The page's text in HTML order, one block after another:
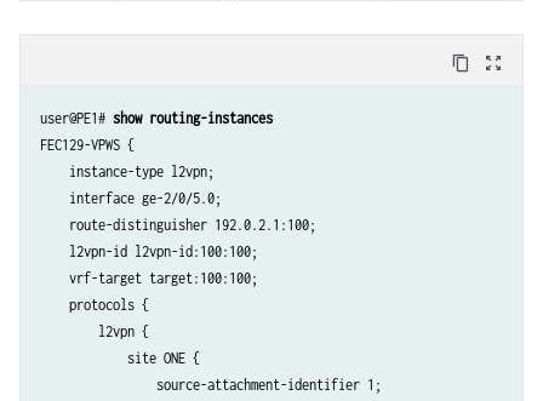
    area 0.0.0.0 {
        interface lo0.0 {
            passive;
        }
        interface fe-2/0/10.0;
    }
ldp {
    interface fe-2/0/10.0;
    interface lo0.0;
content_copy zoom_out_map
user@PE1# show routing-instances
FEC129-VPWS {
    instance-type l2vpn;
    interface ge-2/0/5.0;
    route-distinguisher 192.0.2.1:100;
    l2vpn-id l2vpn-id:100:100;
    vrf-target target:100:100;
    protocols {
        l2vpn {
            site ONE {
                source-attachment-identifier 1;